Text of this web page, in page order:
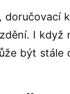
doručovací
I když
být stále